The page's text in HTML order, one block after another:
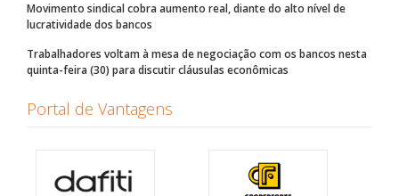
Movimento sindical cobra aumento real, diante do alto nível de
lucratividade dos bancos
Trabalhadores voltam à mesa de negociação com os bancos nesta
quinta-feira (30) para discutir cláusulas econômicas
Portal de Vantagens